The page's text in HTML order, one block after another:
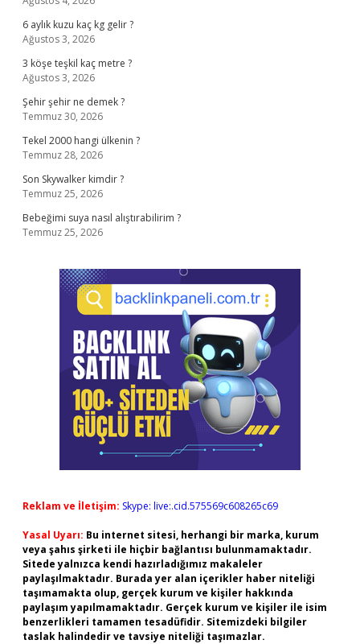
6 aylık kuzu kaç kg gelir ?
Ağustos 3, 2026
3 köşe teşkil kaç metre ?
Ağustos 3, 2026
Şehir şehir ne demek ?
Temmuz 30, 2026
Tekel 2000 hangi ülkenin ?
Temmuz 28, 2026
Son Skywalker kimdir ?
Temmuz 25, 2026
Bebeğimi suya nasıl alıştırabilirim ?
Temmuz 25, 2026
Reklam ve İletişim: Skype: live:.cid.575569c608265c69
Yasal Uyarı: Bu internet sitesi, herhangi bir marka, kurum
veya şahıs şirketi ile hiçbir bağlantısı bulunmamaktadır.
Sitede yalnızca kendi hazırladığımız makaleler
paylaşılmaktadır. Burada yer alan içerikler haber niteliği
taşımamakta olup, gerçek kurum ve kişiler hakkında
paylaşım yapılmamaktadır. Gerçek kurum ve kişiler ile isim
benzerlikleri tamamen tesadüfidir. Sitemizdeki bilgiler
taslak halindedir ve tavsiye niteliği taşımazlar.